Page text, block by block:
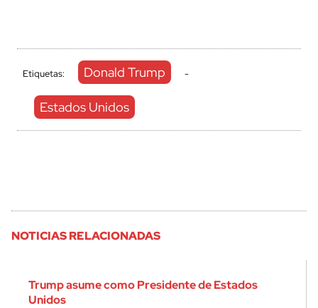
Etiquetas: Donald Trump -
Estados Unidos
NOTICIAS RELACIONADAS
Trump asume como Presidente de Estados
Unidos